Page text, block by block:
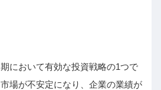
において有効な投資戦略の1つで
場が不安定になり、企業の業績が